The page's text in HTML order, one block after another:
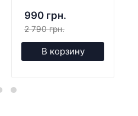
990 грн.
2 790 грн.
В корзину